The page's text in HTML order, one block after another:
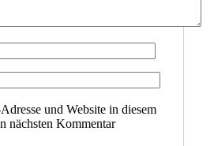
und Website in diesem
nächsten Kommentar